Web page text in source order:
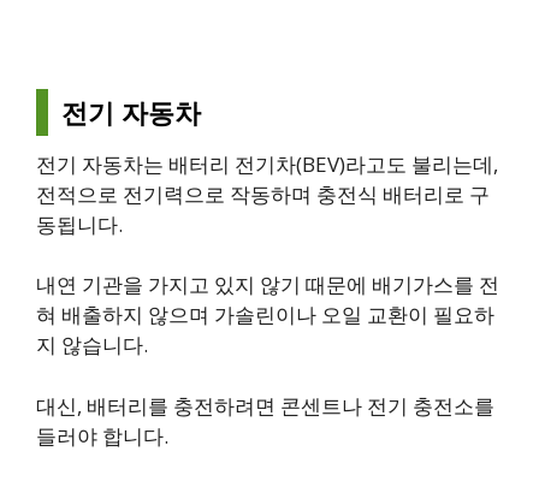
전기 자동차
전기 자동차는 배터리 전기차(BEV)라고도 불리는데,
전적으로 전기력으로 작동하며 충전식 배터리로 구
동됩니다.
내연 기관을 가지고 있지 않기 때문에 배기가스를 전
혀 배출하지 않으며 가솔린이나 오일 교환이 필요하
지 않습니다.
대신, 배터리를 충전하려면 콘센트나 전기 충전소를
들러야 합니다.